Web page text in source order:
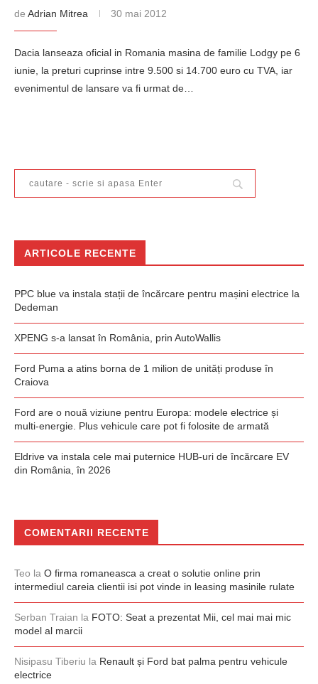
de Adrian Mitrea 30 mai 2012
Dacia lanseaza oficial in Romania masina de familie Lodgy pe 6
iunie, la preturi cuprinse intre 9.500 si 14.700 euro cu TVA, iar
evenimentul de lansare va fi urmat de…
ARTICOLE RECENTE
PPC blue va instala stații de încărcare pentru mașini electrice la
Dedeman
XPENG s-a lansat în România, prin AutoWallis
Ford Puma a atins borna de 1 milion de unități produse în
Craiova
Ford are o nouă viziune pentru Europa: modele electrice și
multi-energie. Plus vehicule care pot fi folosite de armată
Eldrive va instala cele mai puternice HUB-uri de încărcare EV
din România, în 2026
COMENTARII RECENTE
Teo la O firma romaneasca a creat o solutie online prin
intermediul careia clientii isi pot vinde in leasing masinile rulate
Serban Traian la FOTO: Seat a prezentat Mii, cel mai mai mic
model al marcii
Nisipasu Tiberiu la Renault și Ford bat palma pentru vehicule
electrice